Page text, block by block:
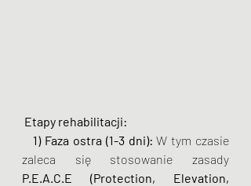
Etapy rehabilitacji:
1) Faza ostra (1-3 dni): W tym czasie
zaleca się stosowanie zasady
P.E.A.C.E (Protection, Elevation,